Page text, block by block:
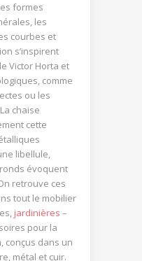
formes
les
courbes et
s’inspirent
Victor Horta et
comme
ou les
chaise
cette
libellule,
évoquent
retrouve ces
tout le mobilier
jardinières –
pour la
conçus dans un
métal et cuir.